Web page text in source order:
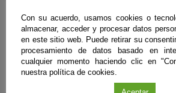
Con su acuerdo, usamos cookies o
almacenar, acceder y procesar datos
en este sitio web. Puede retirar su
procesamiento de datos basado en
cualquier momento haciendo clic en
nuestra política de cookies.